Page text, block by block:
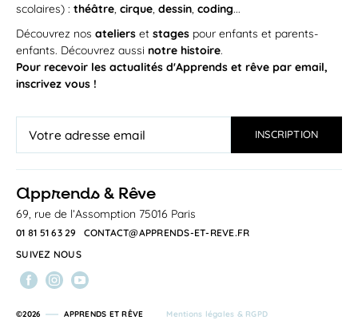
scolaires) : théâtre, cirque, dessin, coding...
Découvrez nos ateliers et stages pour enfants et parents-
enfants. Découvrez aussi notre histoire.
Pour recevoir les actualités d'Apprends et rêve par email,
inscrivez vous !
apprends & Rêve
69, rue de l’Assomption 75016 Paris
01 81 51 63 29
CONTACT@APPRENDS-ET-REVE.FR
SUIVEZ NOUS
©2026 APPRENDS ET RÊVE Mentions légales & RGPD